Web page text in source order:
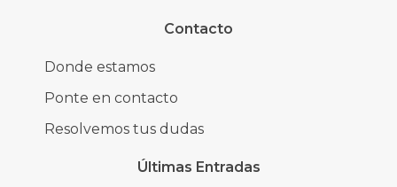
Contacto
Donde estamos
Ponte en contacto
Resolvemos tus dudas
Últimas Entradas